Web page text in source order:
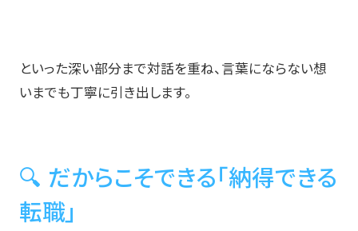
といった深い部分まで対話を重ね、言葉にならない想
いまでも丁寧に引き出します。
🔍 だからこそできる「納得できる
転職」